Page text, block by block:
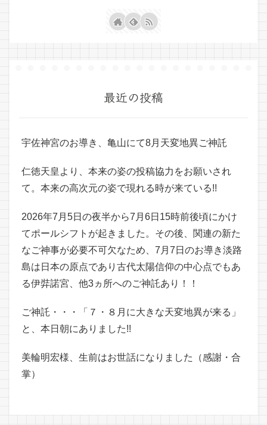
最近の投稿
宇佐神宮のお導き、亀山にて8月天変地異ご神託
仁徳天皇より、本来の姿の投稿協力をお願いされ
て。本来の高次元の姿で現れる時が来ている!!
2026年7月5日の夜半から7月6日15時前後頃にかけ
てポールシフトが起きました。その後、関連の新た
なご神事が必要不可欠なため、7月7日のお導き淡路
島は日本の原点であり古代太陽信仰の中心点でもあ
る伊弉諾宮、他3ヵ所へのご神託あり！！
ご神託・・・「７・８月に大きな天変地異が来る」
と、本日朝にありました!!
美輪明宏様、生前はお世話になりました（感謝・合
掌）